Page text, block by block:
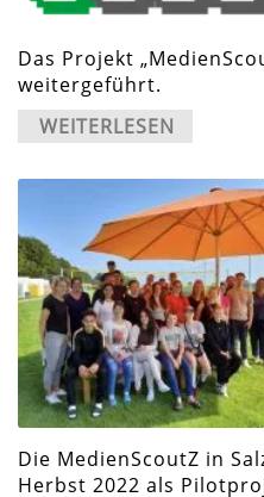
Das Projekt
weitergeführt.
WEITERLESEN
Die MedienScoutZ in
Herbst 2022 als